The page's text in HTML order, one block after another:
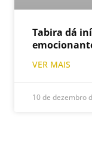
Tabira dá
VER MAIS
10 de dezembro